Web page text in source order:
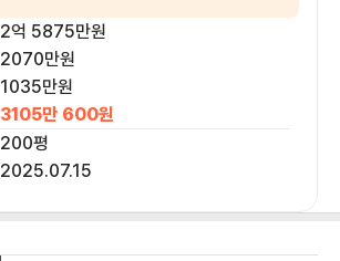
2억 5875만원
2070만원
1035만원
3105만 600원
200평
2025.07.15